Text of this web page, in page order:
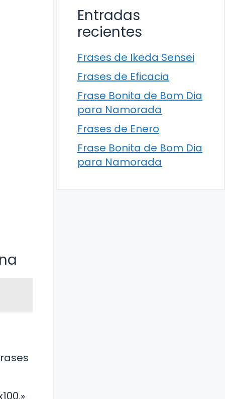
Entradas
recientes
Frases de Ikeda Sensei
Frases de Eficacia
Frase Bonita de Bom Dia
para Namorada
Frases de Enero
Frase Bonita de Bom Dia
para Namorada